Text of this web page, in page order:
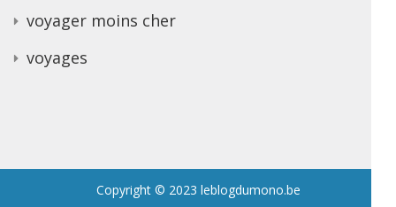
voyager moins cher
voyages
Copyright © 2023 leblogdumono.be